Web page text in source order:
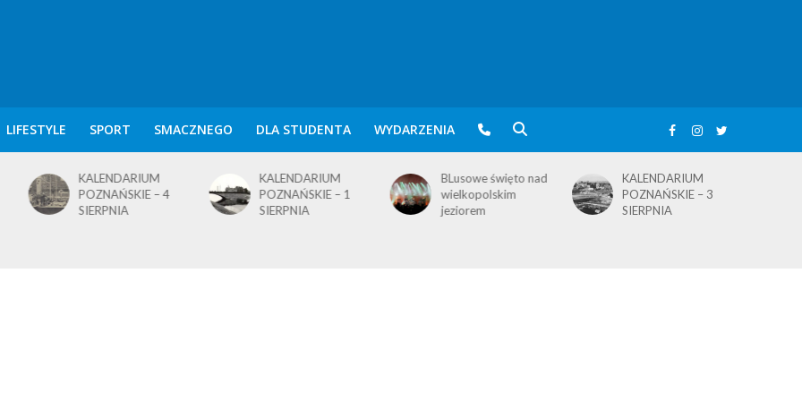
LIFESTYLE SPORT SMACZNEGO DLA STUDENTA WYDARZENIA
KALENDARIUM
POZNAŃSKIE – 4
SIERPNIA
KALENDARIUM
POZNAŃSKIE – 1
SIERPNIA
BLusowe święto nad
wielkopolskim
jeziorem
KALENDARIUM
POZNAŃSKIE – 3
SIERPNIA